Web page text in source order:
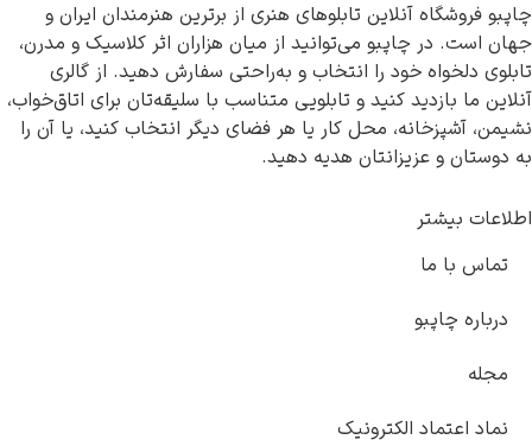
فروشگاه آنلاین تابلوهای هنری از برترین هنرمندان ایران و
است. در چاپبو می‌توانید از میان هزاران اثر کلاسیک و مدرن،
دلخواه خود را انتخاب و به‌راحتی سفارش دهید. از گالری
ما بازدید کنید و تابلویی متناسب با سلیقه‌تان برای اتاق‌خواب،
آشپزخانه، محل کار یا هر فضای دیگر انتخاب کنید، یا آن را
و عزیزانتان هدیه دهید.
بیشتر
با ما
چاپبو
اعتماد الکترونیک